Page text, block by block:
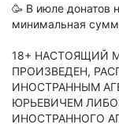
🥳 В июле донатов
минимальная
18+ НАСТОЯЩИЙ
ПРОИЗВЕДЕН,
ИНОСТРАННЫМ
ЮРЬЕВИЧЕМ ЛИБО
ИНОСТРАННОГО